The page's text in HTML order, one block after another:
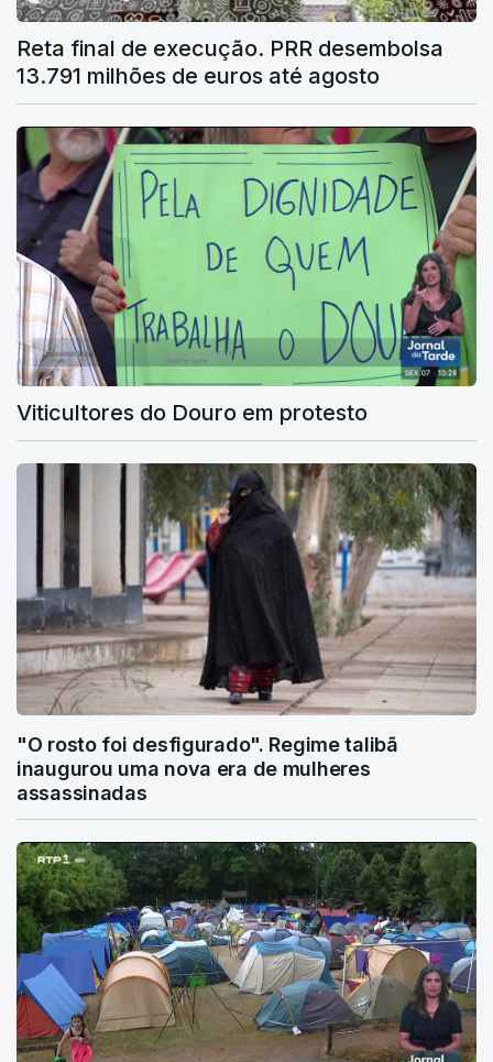
Reta final de execução. PRR desembolsa
13.791 milhões de euros até agosto
Viticultores do Douro em protesto
"O rosto foi desfigurado". Regime talibã
inaugurou uma nova era de mulheres
assassinadas